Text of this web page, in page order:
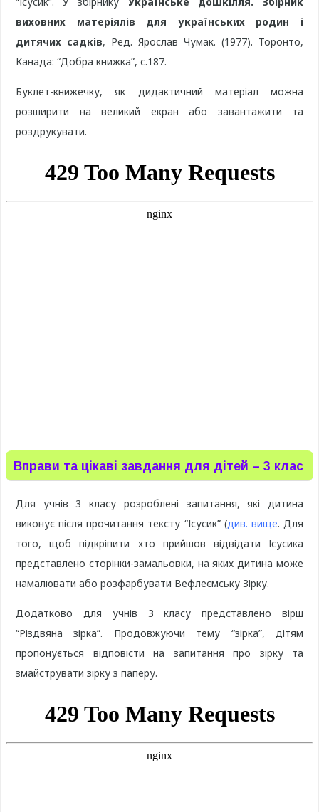
виховних матеріялів для українських родин і
дитячих садків, Ред. Ярослав Чумак. (1977). Торонто,
Канада: “Добра книжка”, с.187.
Буклет-книжечку, як дидактичний матеріал можна
розширити на великий екран або завантажити та
роздрукувати.
Вправи та цікаві завдання для дітей – 3 клас
Для учнів 3 класу розроблені запитання, які дитина
виконує після прочитання тексту “Ісусик” (див. вище. Для
того, щоб підкріпити хто прийшов відвідати Ісусика
представлено сторінки-замальовки, на яких дитина може
намалювати або розфарбувати Вефлеємську Зірку.
Додатково для учнів 3 класу представлено вірш
“Різдвяна зірка”. Продовжуючи тему “зірка”, дітям
пропонується відповісти на запитання про зірку та
змайструвати зірку з паперу.